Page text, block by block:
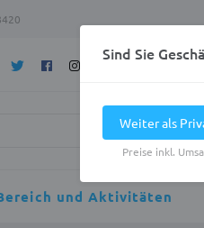
und Aktivitäten
Sind Sie
Weiter als
Preise inkl.